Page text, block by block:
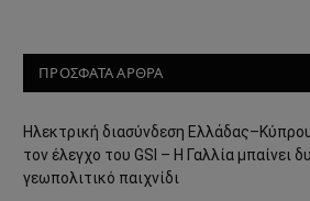
ΠΡΟΣΦΑΤΑ ΑΡΘΡΑ
Ηλεκτρική διασύνδεση
τον έλεγχο του GSI – Η Γαλλία μπαίνει
γεωπολιτικό παιχνίδι